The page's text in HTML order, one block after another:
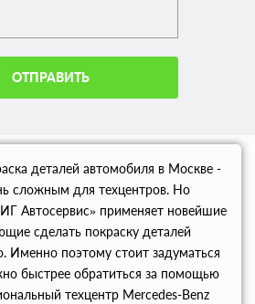
ОТПРАВИТЬ
деталей автомобиля в Москве -
сложным для техцентров. Но
Автосервис» применяет новейшие
сделать покраску деталей
Именно поэтому стоит задуматься
быстрее обратиться за помощью
техцентр Mercedes-Benz